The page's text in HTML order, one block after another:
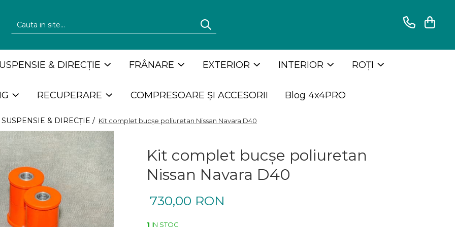
& DIRECȚIE FRÂNARE EXTERIOR INTERIOR ROȚI
RECUPERARE COMPRESOARE ȘI ACCESORII Blog 4x4PRO
SUSPENSIE & DIRECȚIE / Kit complet bucșe poliuretan Nissan Navara D40
Kit complet bucșe poliuretan
Nissan Navara D40
730,00 RON
1 IN STOC